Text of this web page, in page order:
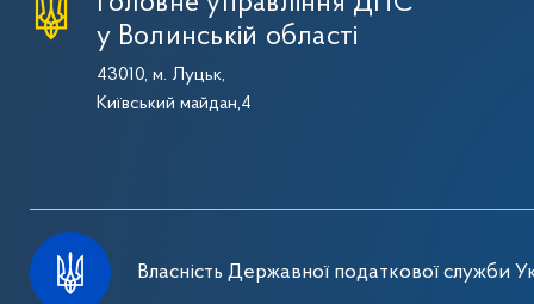
у Волинській області
43010, м. Луцьк,
Київський майдан,4
Власність Державної податкової служби